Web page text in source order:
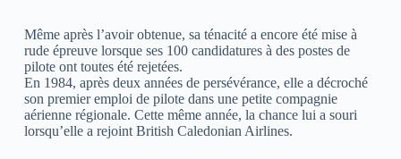
Même après l’avoir obtenue, sa ténacité a encore été mise à
rude épreuve lorsque ses 100 candidatures à des postes de
pilote ont toutes été rejetées.
En 1984, après deux années de persévérance, elle a décroché
son premier emploi de pilote dans une petite compagnie
aérienne régionale. Cette même année, la chance lui a souri
lorsqu’elle a rejoint British Caledonian Airlines.